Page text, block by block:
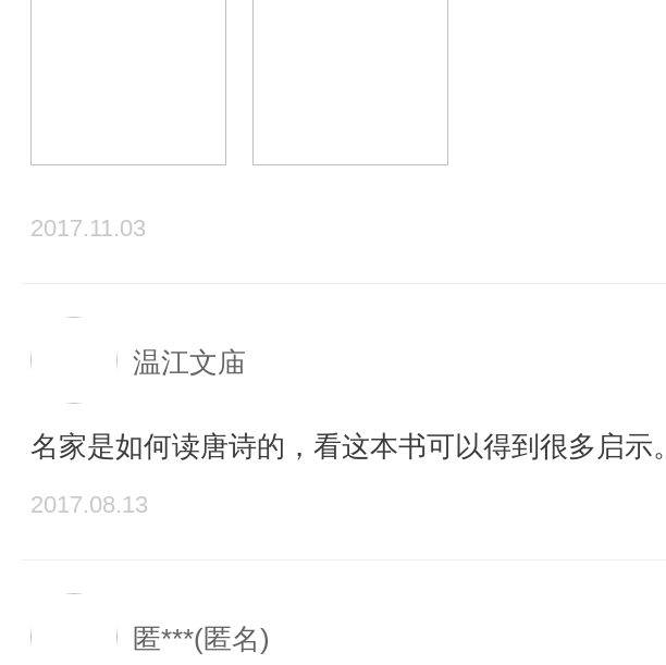
2017.11.03
温江文庙
名家是如何读唐诗的，看这本书可以得到很多启示。
2017.08.13
匿***(匿名)